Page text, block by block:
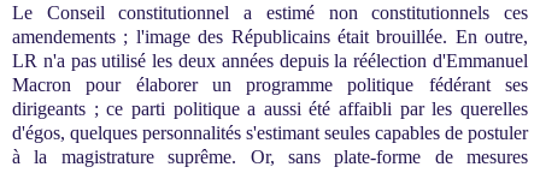
Le Conseil constitutionnela estimé non constitutionnels ces
amendements ; l'image des Républicains était brouillée. En outre,
LR n'a pas utilisé les deux années depuis la réélection d'Emmanuel
Macron pour élaborer un programme politique fédérant ses
dirigeants ; ce parti politique a aussi été affaibli par les querelles
d'égos, quelques personnalités s'estimant seules capables de postuler
à la magistrature suprême. Or, sans plate-forme de mesures